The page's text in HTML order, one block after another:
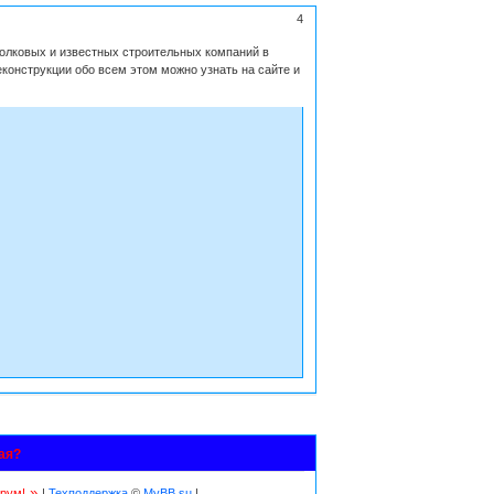
4
и известных строительных компаний в
обо всем этом можно узнать на сайте и